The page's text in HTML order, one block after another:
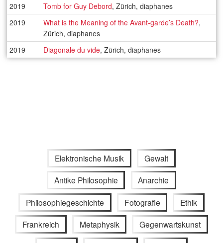
2019 Tomb for Guy Debord, Zürich, diaphanes
2019
What is the Meaning of the Avant-garde’s Death?,
Zürich, diaphanes
2019
Diagonale du vide, Zürich, diaphanes
Elektronische Musik Gewalt
Antike Philosophie Anarchie
Philosophiegeschichte Fotografie Ethik
Frankreich Metaphysik Gegenwartskunst